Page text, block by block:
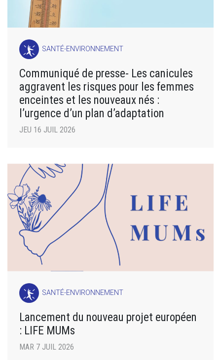
SANTÉ-ENVIRONNEMENT
Communiqué de presse- Les canicules
aggravent les risques pour les femmes
enceintes et les nouveaux nés :
l’urgence d’un plan d’adaptation
JEU 16 JUIL 2026
SANTÉ-ENVIRONNEMENT
Lancement du nouveau projet européen
: LIFE MUMs
MAR 7 JUIL 2026